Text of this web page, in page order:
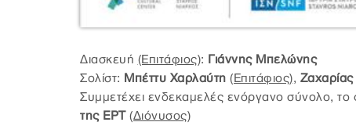
Διασκευή (Επιτάφιος): Γιάννης Μπελώνης
Σολίστ: Μπέττυ Χαρλαύτη (Επιτάφιος),
Συμμετέχει ενδεκαμελές ενόργανο σύνολο, το
της ΕΡΤ (Διόνυσος)